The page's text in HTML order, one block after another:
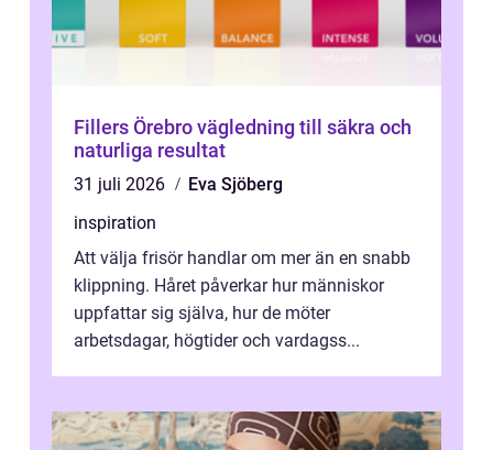
Fillers Örebro vägledning till säkra och
naturliga resultat
31 juli 2026
Eva Sjöberg
inspiration
Att välja frisör handlar om mer än en snabb
klippning. Håret påverkar hur människor
uppfattar sig själva, hur de möter
arbetsdagar, högtider och vardagss...